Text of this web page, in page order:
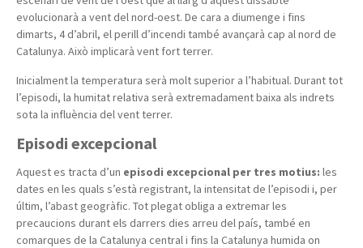
evolucionarà a vent del nord-oest. De cara a diumenge i fins
dimarts, 4 d’abril, el perill d’incendi també avançarà cap al nord de
Catalunya. Això implicarà vent fort terrer.
Inicialment la temperatura serà molt superior a l’habitual. Durant tot
l’episodi, la humitat relativa serà extremadament baixa als indrets
sota la influència del vent terrer.
Episodi excepcional
Aquest es tracta d’un episodi excepcional per tres motius: les
dates en les quals s’està registrant, la intensitat de l’episodi i, per
últim, l’abast geogràfic. Tot plegat obliga a extremar les
precaucions durant els darrers dies arreu del país, també en
comarques de la Catalunya central i fins la Catalunya humida on